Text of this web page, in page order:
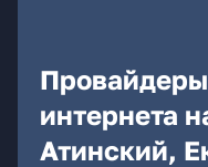
интернета
Атинский,